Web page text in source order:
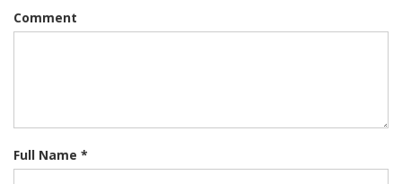
Comment
Full Name *